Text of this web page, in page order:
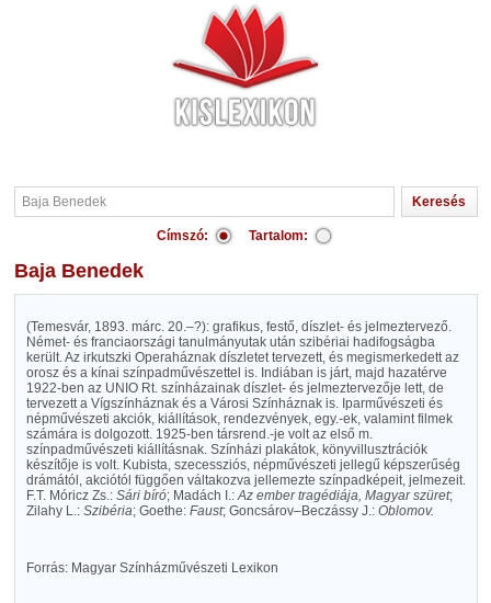
Címszó: Tartalom:
Baja Benedek
(Temesvár, 1893. márc. 20.–?): grafikus, festő, díszlet- és jelmeztervező.
Német- és franciaországi tanulmányutak után szibériai hadifogságba
került. Az irkutszki Operaháznak díszletet tervezett, és megismerkedett az
orosz és a kínai színpadművészettel is. Indiában is járt, majd hazatérve
1922-ben az UNIO Rt. színházainak díszlet- és jelmeztervezője lett, de
tervezett a Vígszínháznak és a Városi Színháznak is. Iparművészeti és
népművészeti akciók, kiállítások, rendezvények, egy.-ek, valamint filmek
számára is dolgozott. 1925-ben társrend.-je volt az első m.
színpadművészeti kiállításnak. Színházi plakátok, könyvillusztrációk
készítője is volt. Kubista, szecessziós, népművészeti jellegű képszerűség
drámától, akciótól függően váltakozva jellemezte színpadképeit, jelmezeit.
F.T. Móricz Zs.: Sári bíró; Madách I.:Az ember tragédiája, Magyar szüret;
Zilahy L.: Szibéria; Goethe: Faust; Goncsárov–Beczássy J.: Oblomov.
Forrás: Magyar Színházművészeti Lexikon